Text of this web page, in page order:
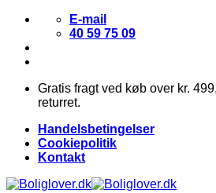
Fortsæt
indhold
E-mail
40 59 75 09
Gratis fragt ved køb over kr.
returret.
Handelsbetingelser
Cookiepolitik
Kontakt